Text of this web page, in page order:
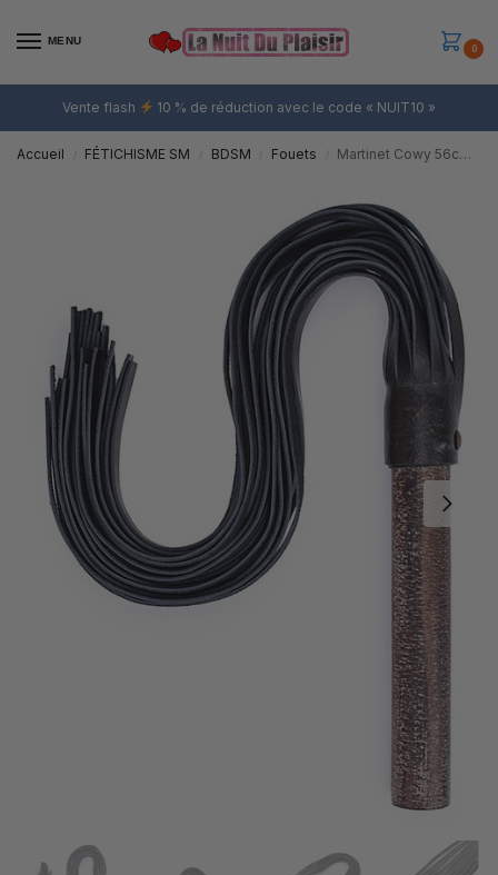
MENU
0
Vente flash 10 % de réduction avec le code « NUIT10 »
Accueil FÉTICHISME SM BDSM Fouets Martinet Cowy 56cm Bleu